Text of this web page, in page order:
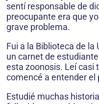
sentí responsable de
preocupante era que
grave problema.
Fui a la Biblioteca de la
un carnet de
esta zoonosis. Leí casi
comencé a entender el
Estudié muchas